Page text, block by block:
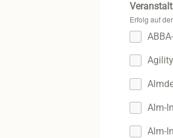
Erfolg auf
Alm-
Alm-